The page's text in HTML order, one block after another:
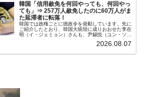
韓国「信用赦免を何回やっても、何回やっ
ても」⇒ 257万人赦免したのに60万人がま
た延滞者に転落！
韓国では政権ごとに徳政令を発動しています。先に
ご紹介したとおり、韓国大統領に成りおおせた李在
明（イ・ジェミョン）さんも、尹錫悦（ユン・ソギ
バンクにして不良債権の買い取りを行い、分割償還
2026.08.07